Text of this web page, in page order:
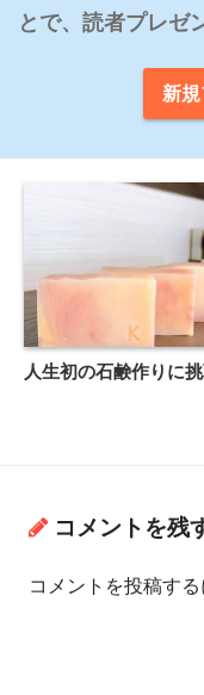
とで、読者プレゼ
新
人生初の石鹸作りに挑
コメントを残
コメントを投稿する